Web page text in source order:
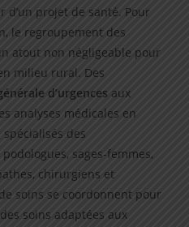
d’un projet de santé. Pour
le regroupement des
atout non négligeable pour
milieu rural. Des
d’urgences aux
analyses médicales en
spécialisés des
sages-femmes,
chirurgiens et
soins se coordonnent pour
soins adaptées aux